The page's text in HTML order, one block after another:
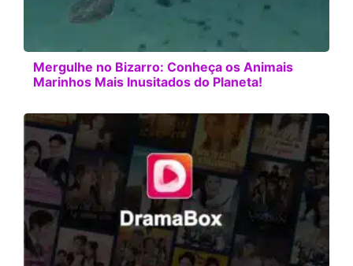
Mergulhe no Bizarro: Conheça os Animais
Marinhos Mais Inusitados do Planeta!